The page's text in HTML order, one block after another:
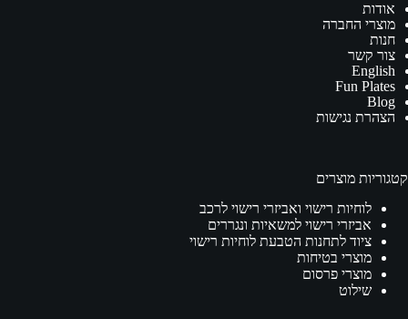
אודות
מוצרי החברה
חנות
צור קשר
English
Fun Plates
Blog
הצהרת נגישות
קטגוריות מוצרים
לוחיות רישוי ואביזרי רישוי לרכב
אביזרי רישוי למשאיות ונגררים
ציוד לתחנות הטבעת לוחיות רישוי
מוצרי בטיחות
מוצרי פרסום
שילוט